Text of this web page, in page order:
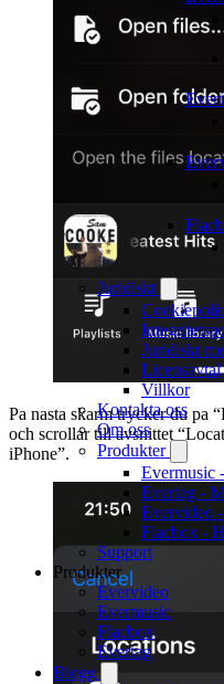
Juridiskt
Juridiskt
Licensavtal
Villkor
Kontakta oss
Om oss
Produkter
Evermusic
Evertag -
Evervideo
Flacbox -
Support
Produkter
Evervideo
Evermusic
Flacbox
Evertag
Blogg
Pa nasta skarm trycker du pa
och scrollar till avsnittet
iPhone”.